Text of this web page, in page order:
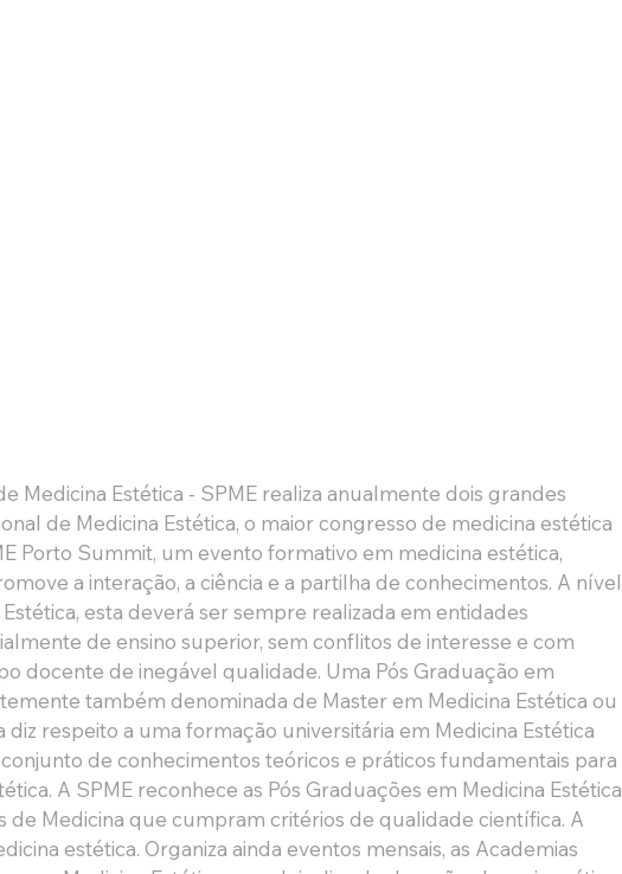
Medicina Estética - SPME realiza anualmente dois grandes
de Medicina Estética, o maior congresso de medicina estética
Porto Summit, um evento formativo em medicina estética,
a interação, a ciência e a partilha de conhecimentos. A nível
esta deverá ser sempre realizada em entidades
de ensino superior, sem conflitos de interesse e com
docente de inegável qualidade. Uma Pós Graduação em
também denominada de Master em Medicina Estética ou
diz respeito a uma formação universitária em Medicina Estética
de conhecimentos teóricos e práticos fundamentais para
A SPME reconhece as Pós Graduações em Medicina Estética
de Medicina que cumpram critérios de qualidade científica. A
estética. Organiza ainda eventos mensais, as Academias